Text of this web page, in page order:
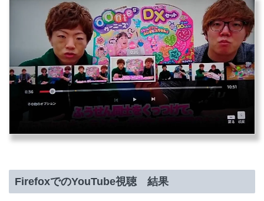
FirefoxでのYouTube視聴 結果